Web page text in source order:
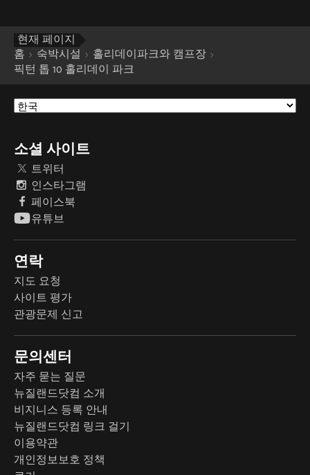
현재 페이지
홈
숙박시설
홀리데이파크와 캠프장
픽턴 톱 10 홀리데이 파크
소셜 사이트
트위터
인스타그램
페이스북
유튜브
연락
지도 요청
사이트 평가
관광문제 신고
문의센터
자주 묻는 질문
뉴질랜드닷컴 소개
비지니스 등록 안내
뉴질랜드닷컴 링크 걸기
이용약관
개인정보보호 정책